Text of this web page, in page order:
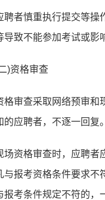
聘者慎重执行提交等操
导致不能参加考试或影
)资格审查
格审查采取网络预审和
的应聘者，不逐一回复。
场资格审查时，应聘者
与报考资格条件要求不
报考条件规定不符的，